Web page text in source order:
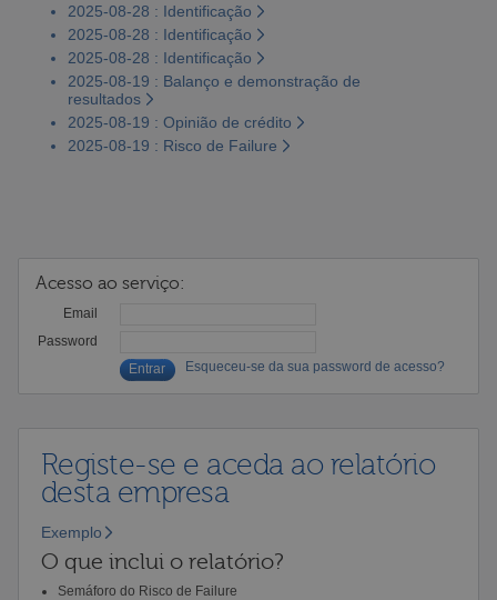
2025-08-28 : Identificação
2025-08-28 : Identificação
2025-08-28 : Identificação
2025-08-19 : Balanço e demonstração de
resultados
2025-08-19 : Opinião de crédito
2025-08-19 : Risco de Failure
Acesso ao serviço:
Email
Password
Esqueceu-se da sua password de acesso?
Registe-se e aceda ao relatório
desta empresa
Exemplo
O que inclui o relatório?
Semáforo do Risco de Failure